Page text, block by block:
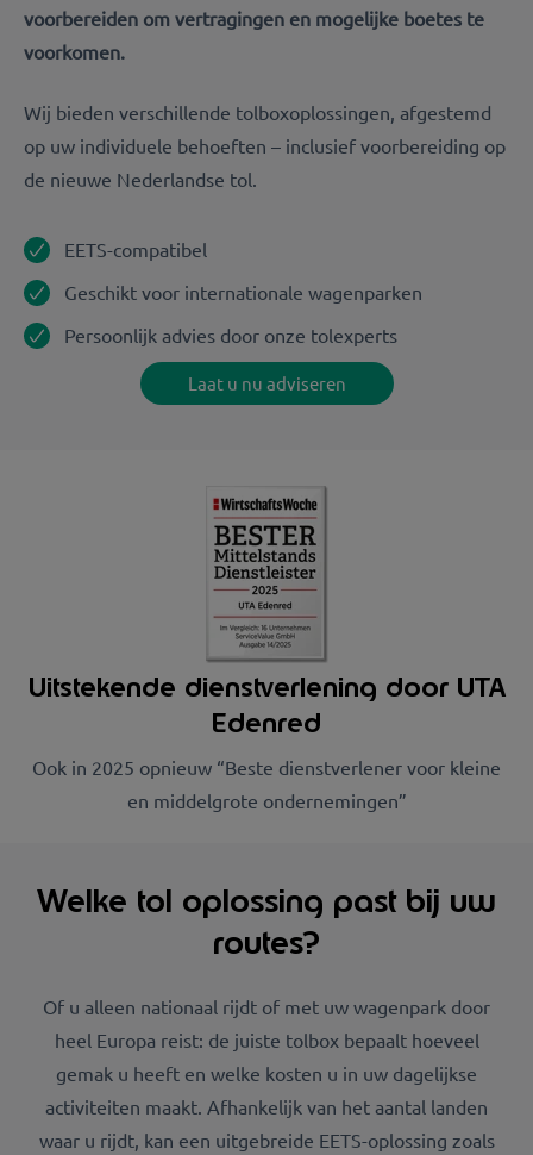
voorbereiden om vertragingen en mogelijke boetes te
voorkomen.
Wij bieden verschillende tolboxoplossingen, afgestemd
op uw individuele behoeften – inclusief voorbereiding op
de nieuwe Nederlandse tol.
EETS-compatibel
Geschikt voor internationale wagenparken
Persoonlijk advies door onze tolexperts
Laat u nu adviseren
Uitstekende dienstverlening door UTA
Edenred
Ook in 2025 opnieuw “Beste dienstverlener voor kleine
en middelgrote ondernemingen”
Welke tol oplossing past bij uw
routes?
Of u alleen nationaal rijdt of met uw wagenpark door
heel Europa reist: de juiste tolbox bepaalt hoeveel
gemak u heeft en welke kosten u in uw dagelijkse
activiteiten maakt. Afhankelijk van het aantal landen
waar u rijdt, kan een uitgebreide EETS-oplossing zoals